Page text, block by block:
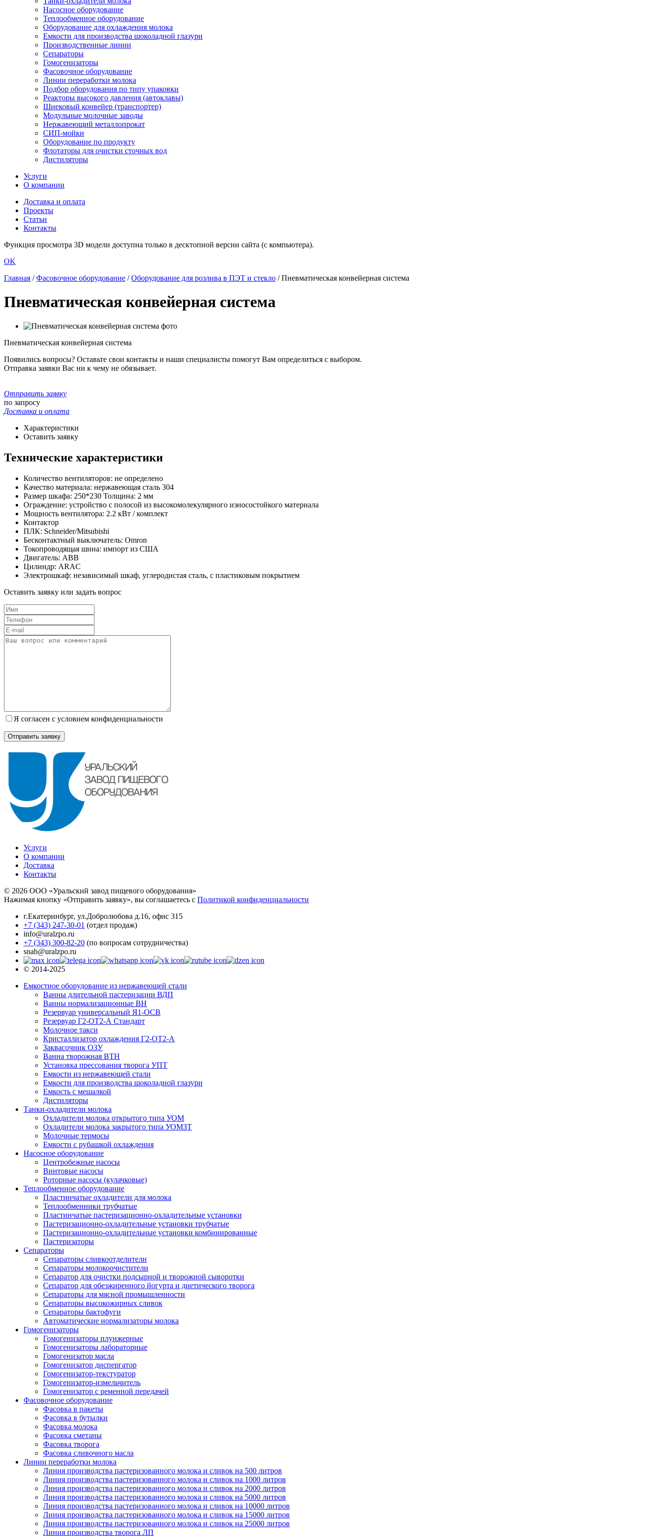
Насосное оборудование
Теплообменное оборудование
Оборудование для охлаждения молока
Емкости для производства шоколадной глазури
Производственные линии
Сепараторы
Гомогенизаторы
Фасовочное оборудование
Линии переработки молока
Подбор оборудования по типу упаковки
Реакторы высокого давления (автоклавы)
Шнековый конвейер (транспортер)
Модульные молочные заводы
Нержавеющий металлопрокат
СИП-мойки
Оборудование по продукту
Флотаторы для очистки сточных вод
Дистиляторы
Услуги
О компании
Доставка и оплата
Проекты
Статьи
Контакты
Функция просмотра 3D модели доступна только в десктопной версии сайта (с компьютера).
OK
Главная /Фасовочное оборудование /Оборудование для розлива в ПЭТ и стекло /Пневматическая конвейерная система
Пневматическая конвейерная система
Пневматическая конвейерная система
Появились вопросы? Оставьте свои контакты и наши специалисты помогут Вам определиться с выбором.
Отправка заявки Вас ни к чему не обязывает.
Отправить заявку
по запросу
Доставка и оплата
Характеристики
Оставить заявку
Технические характеристики
Количество вентиляторов: не определено
Качество материала: нержавеющая сталь 304
Размер шкафа: 250*230 Толщина: 2 мм
Ограждение: устройство с полосой из высокомолекулярного износостойкого материала
Мощность вентилятора: 2.2 кВт / комплект
Контактор
ПЛК: Schneider/Mitsubishi
Бесконтактный выключатель: Omron
Токопроводящая шина: импорт из США
Двигатель: ABB
Цилиндр: ARAC
Электрошкаф: независимый шкаф, углеродистая сталь, с пластиковым покрытием
Оставить заявку или задать вопрос
Я согласен с условием конфиденциальности
Услуги
О компании
Доставка
Контакты
© 2026 ООО «Уральский завод пищевого оборудования»
Нажимая кнопку «Отправить заявку», вы соглашаетесь с Политикой конфиденциальности
г.Екатеринбург, ул.Добролюбова д.16, офис 315
+7 (343) 247-30-01 (отдел продаж)
info@uralzpo.ru
+7 (343) 300-82-20 (по вопросам сотрудничества)
snab@uralzpo.ru
© 2014-2025
Емкостное оборудование из нержавеющей стали
Ванны длительной пастеризации ВДП
Ванны нормализационные ВН
Резервуар универсальный Я1-ОСВ
Резервуар Г2-ОТ2-А Стандарт
Молочное такси
Кристаллизатор охлаждения Г2-ОТ2-А
Заквасочник ОЗУ
Ванна творожная ВТН
Установка прессования творога УПТ
Емкости из нержавеющей стали
Емкости для производства шоколадной глазури
Емкость с мешалкой
Дистиляторы
Танки-охладители молока
Охладители молока открытого типа УОМ
Охладители молока закрытого типа УОМЗТ
Молочные термосы
Емкости с рубашкой охлаждения
Насосное оборудование
Центробежные насосы
Винтовые насосы
Роторные насосы (кулачковые)
Теплообменное оборудование
Пластинчатые охладители для молока
Теплообменники трубчатые
Пластинчатые пастеризационно-охладительные установки
Пастеризационно-охладительные установки трубчатые
Пастеризационно-охладительные установки комбинированные
Пастеризаторы
Сепараторы
Сепараторы сливкоотделители
Сепараторы молокоочистители
Сепаратор для очистки подсырной и творожной сыворотки
Сепаратор для обезжиренного йогурта и диетического творога
Сепараторы для мясной промышленности
Сепараторы высокожирных сливок
Сепараторы бактофуги
Автоматические нормализаторы молока
Гомогенизаторы
Гомогенизаторы плунжерные
Гомогенизаторы лабораторные
Гомогенизатор масла
Гомогенизатор диспергатор
Гомогенизатор-текстуратор
Гомогенизатор-измельчитель
Гомогенизатор с ременной передачей
Фасовочное оборудование
Фасовка в пакеты
Фасовка в бутылки
Фасовка молока
Фасовка сметаны
Фасовка творога
Фасовка сливочного масла
Линии переработки молока
Линия производства пастеризованного молока и сливок на 500 литров
Линия производства пастеризованного молока и сливок на 1000 литров
Линия производства пастеризованного молока и сливок на 2000 литров
Линия производства пастеризованного молока и сливок на 5000 литров
Линия производства пастеризованного молока и сливок на 10000 литров
Линия производства пастеризованного молока и сливок на 15000 литров
Линия производства пастеризованного молока и сливок на 25000 литров
Линия производства творога ЛП